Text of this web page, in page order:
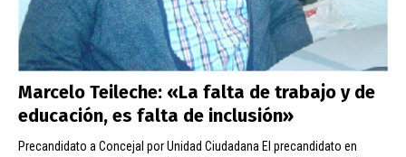
Marcelo Teileche: «La falta de trabajo y de
educación, es falta de inclusión»
Precandidato a Concejal por Unidad Ciudadana El precandidato en